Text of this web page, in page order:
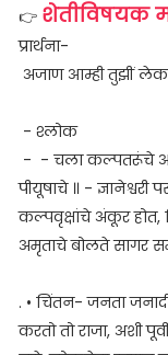
👉 शेतीविषयक
प्रार्थना-
अजाण आम्ही तुझीं लेकरे,
- श्लोक
- - चला कल्पतरूंचे
पीयूषाचे ॥ -
कल्पवृक्षांचे अंकूर होत,
अमृताचे बोलते सागर
. • चिंतन- जनता
करतो तो राजा, अशी